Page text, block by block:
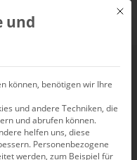
Mit
und
können, benötigen wir Ihre
und andere Techniken, die
und abrufen können.
helfen uns, diese
Personenbezogene
werden, zum Beispiel für